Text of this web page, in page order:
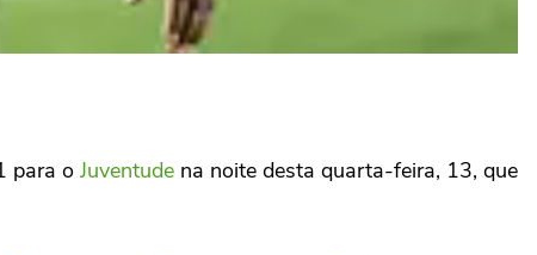
para o Juventude na noite desta quarta-feira, 13, que